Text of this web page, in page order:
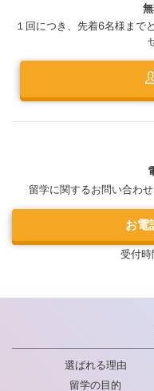
１回につき、先着6名様まで
留学に関するお問い合わ
お電
受付
選ばれる理由
留学の目的